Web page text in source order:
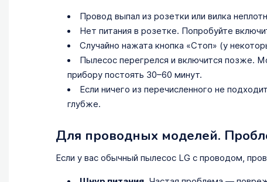
Провод выпал из розетки или вилка
Нет питания в розетке. Попробуйте
Случайно нажата кнопка «Стоп» (у
Пылесос перегрелся и включится позже.
прибору постоять 30–60 минут.
Если ничего из перечисленного не
глубже.
Для проводных моделей.
Если у вас обычный пылесос LG с проводом,